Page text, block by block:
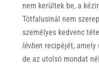
nem kerültek be, a
Tótfalusinál nem
személyes kedvenc
lévben recipéjét, amely
de az utolsó mondat